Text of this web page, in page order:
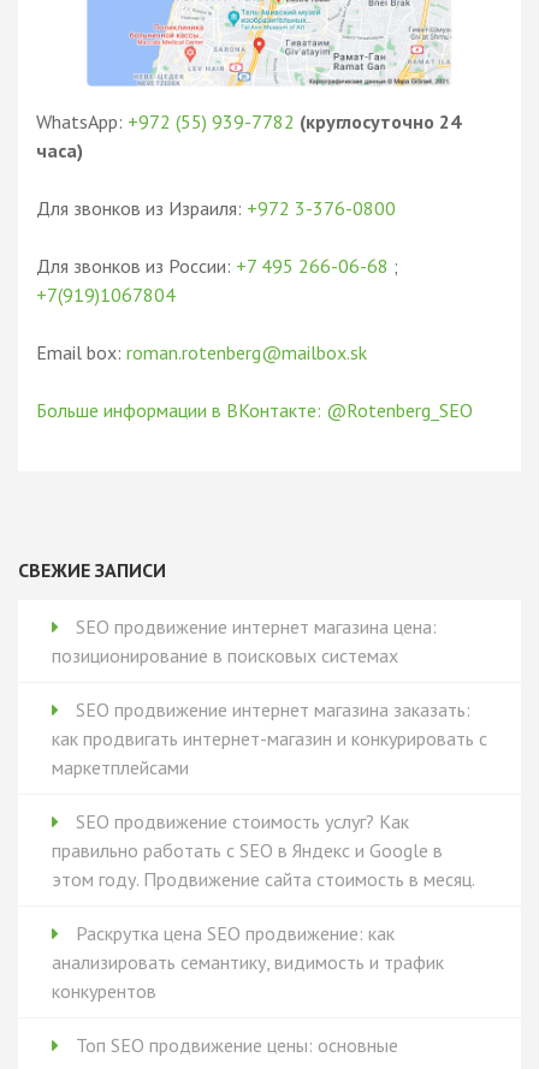
WhatsApp: +972 (55) 939-7782 (круглосуточно 24
часа)
Для звонков из Израиля: +972 3-376-0800
Для звонков из России: +7 495 266-06-68 ;
+7(919)1067804
Email box: roman.rotenberg@mailbox.sk
Больше информации в ВКонтакте: @Rotenberg_SEO
СВЕЖИЕ ЗАПИСИ
SEO продвижение интернет магазина цена:
позиционирование в поисковых системах
SEO продвижение интернет магазина заказать:
как продвигать интернет-магазин и конкурировать с
маркетплейсами
SEO продвижение стоимость услуг? Как
правильно работать с SEO в Яндекс и Google в
этом году. Продвижение сайта стоимость в месяц.
Раскрутка цена SEO продвижение: как
анализировать семантику, видимость и трафик
конкурентов
Топ SEO продвижение цены: основные